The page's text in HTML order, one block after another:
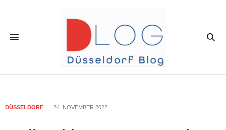
DÜSSELDORF 24. NOVEMBER 2022